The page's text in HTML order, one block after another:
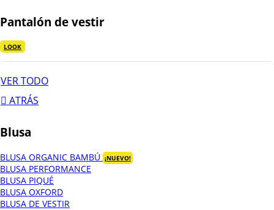
Pantalón de vestir
LOOK
VER TODO
ATRÁS
Blusa
BLUSA ORGANIC BAMBÚ ¡NUEVO!
BLUSA PERFORMANCE
BLUSA PIQUÉ
BLUSA OXFORD
BLUSA DE VESTIR